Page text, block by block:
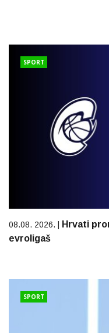
SPORT
08.08. 2026. | Hrvati
evroligaš
SPORT